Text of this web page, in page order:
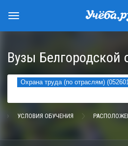
Вузы Белгородской
Охрана труда (по отраслям)
УСЛОВИЯ ОБУЧЕНИЯ